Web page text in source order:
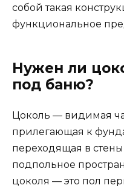
собой такая
функциональное
Нужен ли
под баню?
Цоколь — видимая
прилегающая к
переходящая в
подпольное
цоколя — это пол